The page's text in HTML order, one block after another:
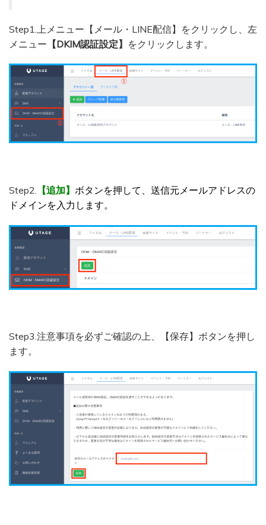
Step1.上メニュー【メール・LINE配信】をクリックし、左
メニュー 【DKIM認証設定】 をクリックします。
Step2. 【追加】 ボタンを押して、送信元メールアドレスの
ドメインを入力します。
Step3.注意事項を必ずご確認の上、【保存】ボタンを押し
ます。